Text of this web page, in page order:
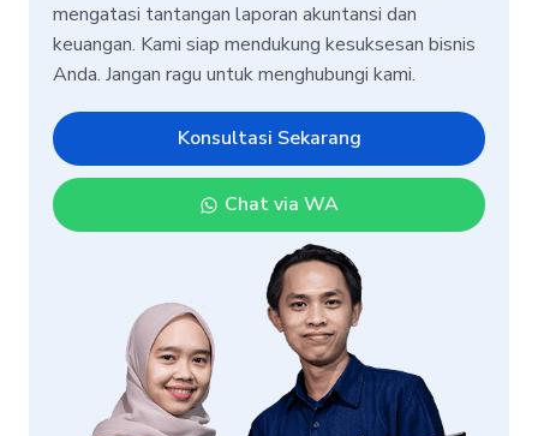
mengatasi tantangan laporan akuntansi dan
keuangan. Kami siap mendukung kesuksesan bisnis
Anda. Jangan ragu untuk menghubungi kami.
Konsultasi Sekarang
Chat via WA